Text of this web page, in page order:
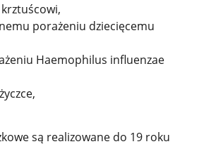
porażeniu dziecięcemu
Haemophilus influenzae
są realizowane do 19 roku